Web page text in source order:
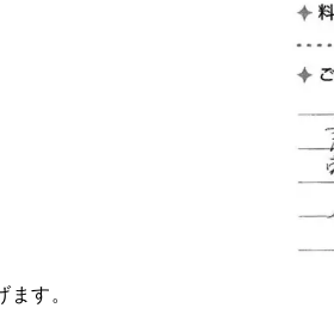
す。